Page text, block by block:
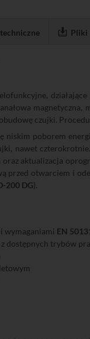
Pliki
czujki.
niskim poborem
nawet
aktualizacja
przed otwarciem i
200 DG).
wymaganiami EN
dostępnych trybów